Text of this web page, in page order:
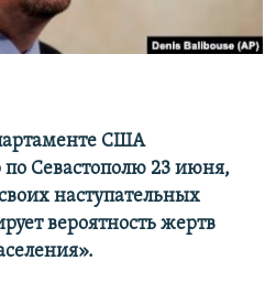
США
по Севастополю 23 июня,
наступательных
вероятность жертв